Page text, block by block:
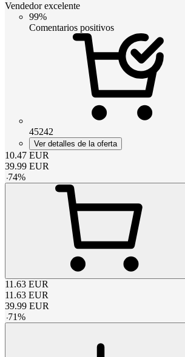
Vendedor excelente
99%
Comentarios positivos
45242
Ver detalles de la oferta
10.47 EUR
39.99 EUR
-74%
11.63 EUR
11.63 EUR
39.99 EUR
-71%